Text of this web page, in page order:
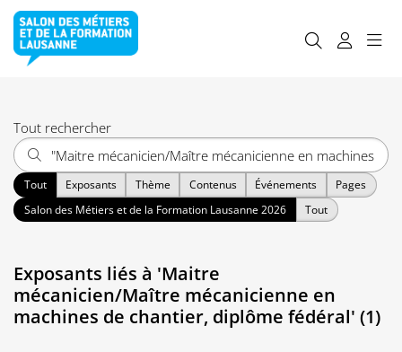
Tout rechercher
Tout Exposants Thème Contenus Événements
Pages
Salon des Métiers et de la Formation Lausanne 2026
Tout
Exposants liés à 'Maitre
mécanicien/Maître mécanicienne en
machines de chantier, diplôme fédéral' (1)